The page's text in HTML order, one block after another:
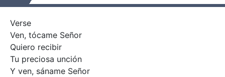
Verse
Ven, tócame Señor
Quiero recibir
Tu preciosa unción
Y ven, sáname Señor